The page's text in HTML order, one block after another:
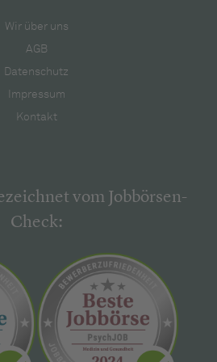
Wir über uns
AGB
Datenschutz
Impressum
Kontakt
vom Jobbörsen-
Check: